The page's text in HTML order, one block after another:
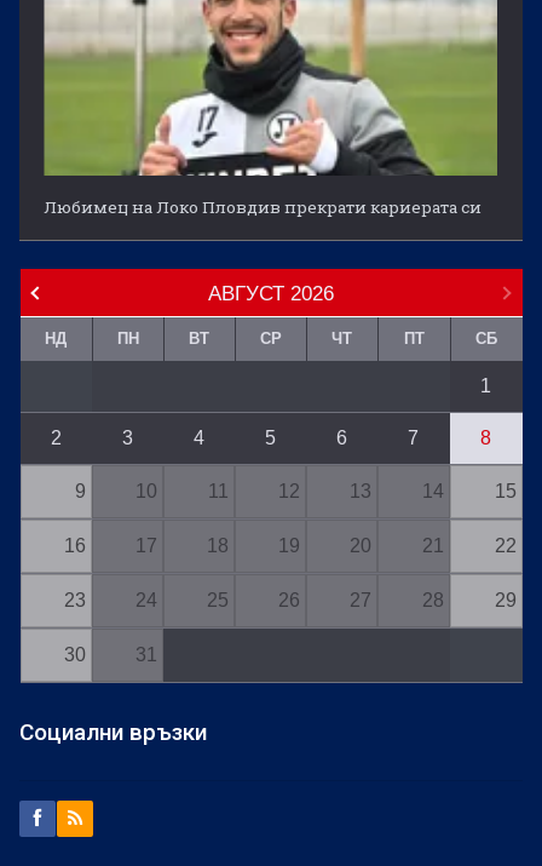
Любимец на Локо Пловдив прекрати кариерата си
АВГУСТ 2026
НД ПН ВТ СР ЧТ ПТ СБ
1
2 3 4 5 6 7 8
9 10 11 12 13 14 15
16 17 18 19 20 21 22
23 24 25 26 27 28 29
30 31
Социални връзки